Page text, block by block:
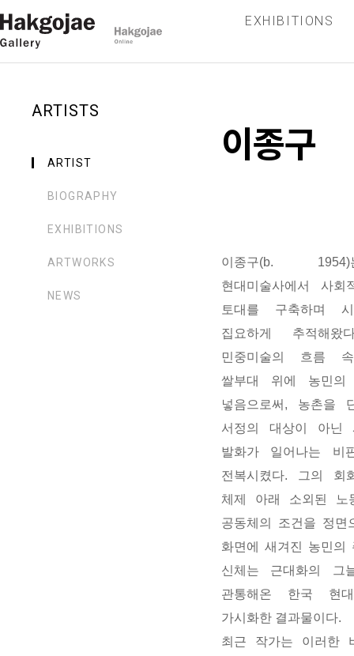
EXHIBITIONS
ARTISTS
ARTIST
BIOGRAPHY
EXHIBITIONS
ARTWORKS
NEWS
이종구
이종구(b.
현대미술사에서 사회
토대를 구축하며
집요하게 추적해왔
민중미술의 흐름
쌀부대 위에 농민의
넣음으로써, 농촌을
서정의 대상이 아닌
발화가 일어나는 비
전복시켰다. 그의 회
체제 아래 소외된 노
공동체의 조건을 정면
화면에 새겨진 농민의
신체는 근대화의 그
관통해온 한국 현
가시화한 결과물이다.
최근 작가는 이러한